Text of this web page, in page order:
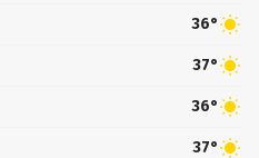
36°
37°
36°
37°